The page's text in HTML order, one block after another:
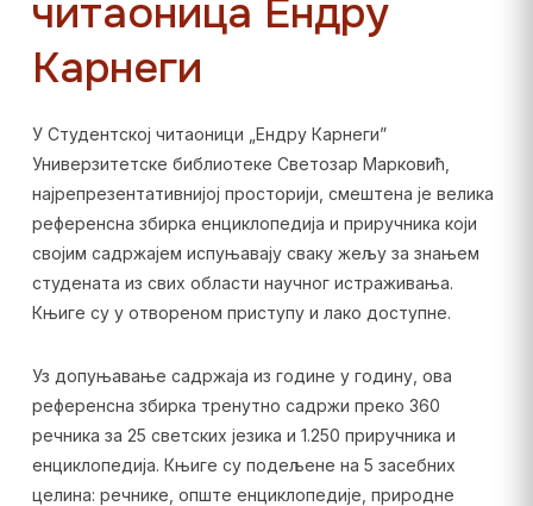
читаоница Ендру
Карнеги
У Студентској читаоници „Ендру Карнеги”
Универзитетске библиотеке Светозар Марковић,
најрепрезентативнијој просторији, смештена је велика
референсна збирка енциклопедија и приручника који
својим садржајем испуњавају сваку жељу за знањем
студената из свих области научног истраживања.
Књиге су у отвореном приступу и лако доступне.
Уз допуњавање садржаја из године у годину, ова
референсна збирка тренутно садржи преко 360
речника за 25 светских језика и 1.250 приручника и
енциклопедија. Књиге су подељене на 5 засебних
целина: речнике, опште енциклопедије, природне